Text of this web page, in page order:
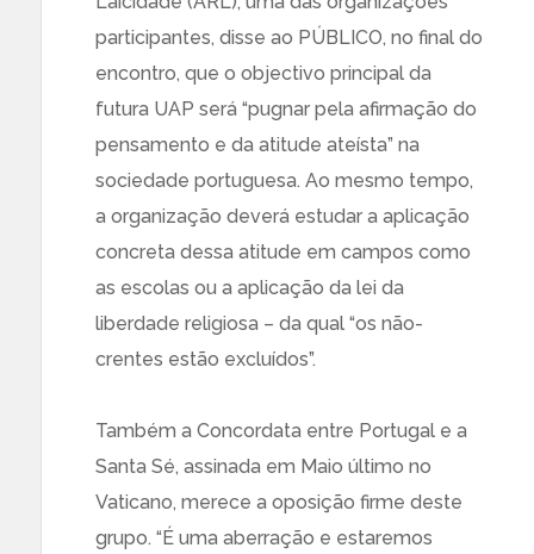
participantes, disse ao PÚBLICO, no final do
encontro, que o objectivo principal da
futura UAP será “pugnar pela afirmação do
pensamento e da atitude ateísta” na
sociedade portuguesa. Ao mesmo tempo,
a organização deverá estudar a aplicação
concreta dessa atitude em campos como
as escolas ou a aplicação da lei da
liberdade religiosa – da qual “os não-
crentes estão excluídos”.
Também a Concordata entre Portugal e a
Santa Sé, assinada em Maio último no
Vaticano, merece a oposição firme deste
grupo. “É uma aberração e estaremos